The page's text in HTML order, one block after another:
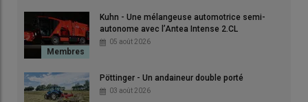
Kuhn - Une mélangeuse automotrice semi-
autonome avec l’Antea Intense 2.CL
05 août 2026
Pöttinger - Un andaineur double porté
03 août 2026